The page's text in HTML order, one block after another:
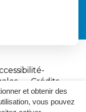
et obtenir des
vous pouvez
Crédits